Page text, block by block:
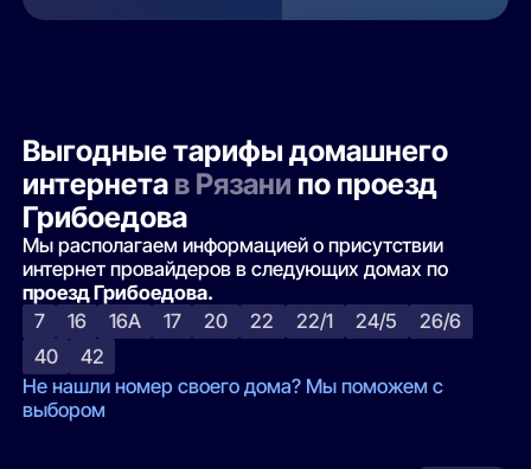
Выгодные тарифы домашнего
интернета в Рязани по проезд
Грибоедова
Мы располагаем информацией о присутствии
интернет провайдеров в следующих домах по
проезд Грибоедова.
7
16 16А 17 20 22 22/1 24/5
26/6
40
42
Не нашли номер своего дома? Мы поможем с
выбором